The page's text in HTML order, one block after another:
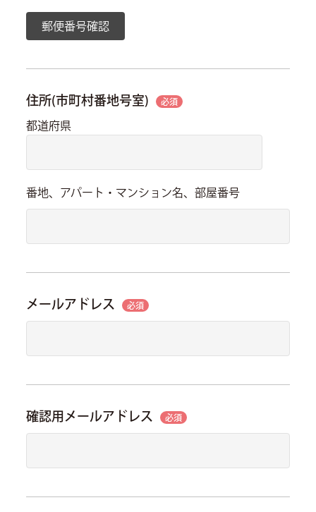
郵便番号確認
住所(市町村番地号室) 必須
都道府県
番地、アパート・マンション名、部屋番号
メールアドレス 必須
確認用メールアドレス 必須